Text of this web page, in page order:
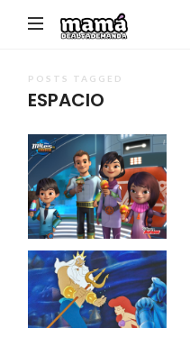
POSTS TAGGED
ESPACIO